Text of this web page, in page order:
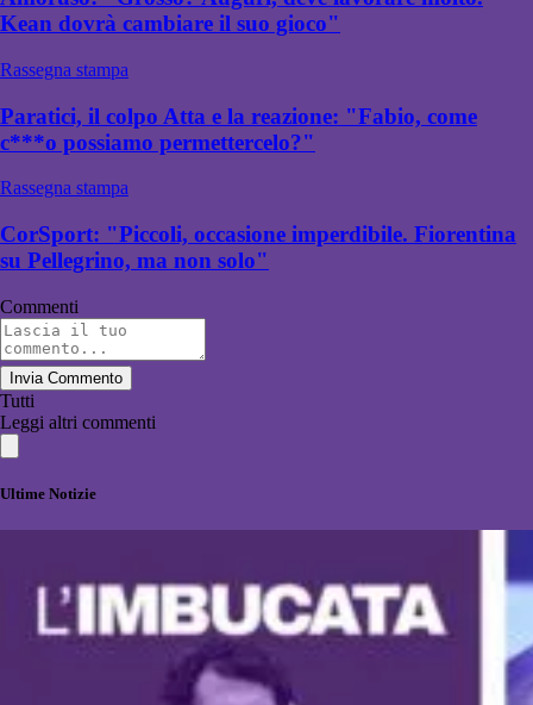
Kean dovrà cambiare il suo gioco"
Rassegna stampa
Paratici, il colpo Atta e la reazione: "Fabio, come
c***o possiamo permettercelo?"
Rassegna stampa
CorSport: "Piccoli, occasione imperdibile. Fiorentina
su Pellegrino, ma non solo"
Commenti
Invia Commento
Tutti
Leggi altri commenti
Ultime Notizie